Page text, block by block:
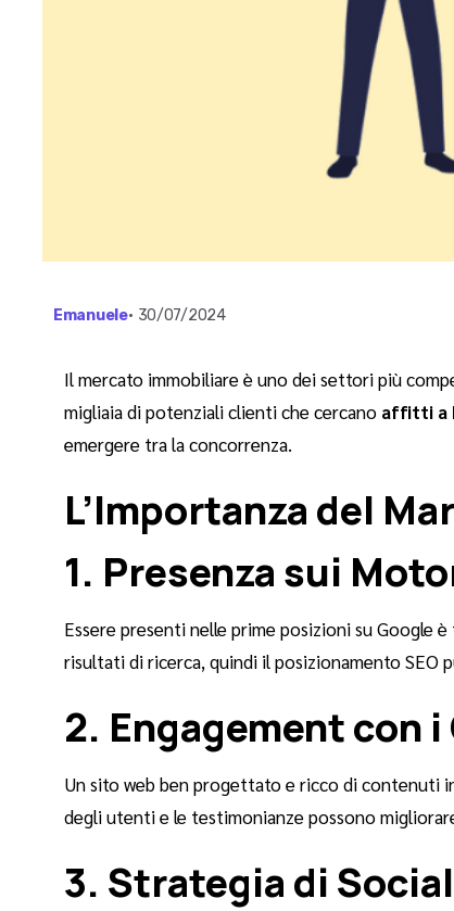
Emanuele• 30/07/2024
Il mercato immobiliare è uno dei settori più
migliaia di potenziali clienti che cercano affitti a
emergere tra la concorrenza.
L’Importanza del
1. Presenza sui
Essere presenti nelle prime posizioni su Google
risultati di ricerca, quindi il posizionamento SEO
2. Engagement con
Un sito web ben progettato e ricco di contenuti
degli utenti e le testimonianze possono
3. Strategia di